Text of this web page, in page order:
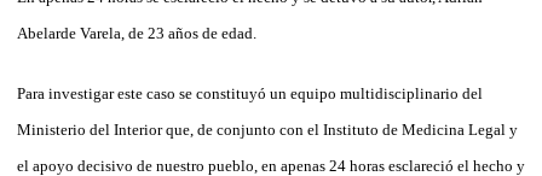
Abelarde Varela, de 23 años de edad.
Para investigar este caso se constituyó un equipo multidisciplinario del
Ministerio del Interior que, de conjunto con el Instituto de Medicina Legal y
el apoyo decisivo de nuestro pueblo, en apenas 24 horas esclareció el hecho y